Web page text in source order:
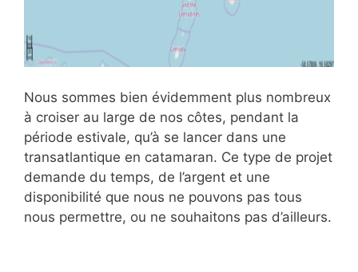
Nous sommes bien évidemment plus nombreux
à croiser au large de nos côtes, pendant la
période estivale, qu’à se lancer dans une
transatlantique en catamaran. Ce type de projet
demande du temps, de l’argent et une
disponibilité que nous ne pouvons pas tous
nous permettre, ou ne souhaitons pas d’ailleurs.